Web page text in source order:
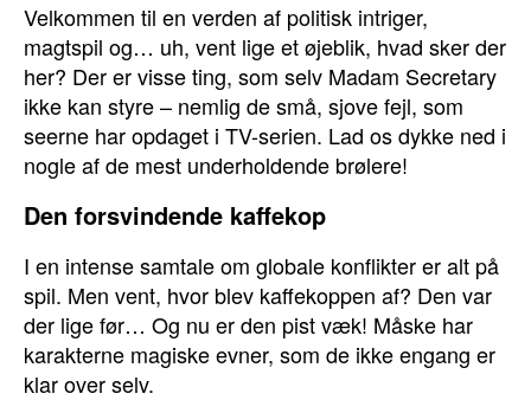
Velkommen til en verden af politisk intriger,
magtspil og… uh, vent lige et øjeblik, hvad sker der
her? Der er visse ting, som selv Madam Secretary
ikke kan styre – nemlig de små, sjove fejl, som
seerne har opdaget i TV-serien. Lad os dykke ned i
nogle af de mest underholdende brølere!
Den forsvindende kaffekop
I en intense samtale om globale konflikter er alt på
spil. Men vent, hvor blev kaffekoppen af? Den var
der lige før… Og nu er den pist væk! Måske har
karakterne magiske evner, som de ikke engang er
klar over selv.